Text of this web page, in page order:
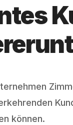
können.